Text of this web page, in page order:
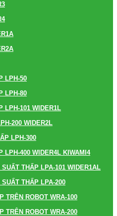
LPH-50
LPH-80
LPH-101 WIDER1L
200 WIDER2L
LPH-300
LPH-400 WIDER4L KIWAMI4
THẤP LPA-101 WIDER1AL
THẤP LPA-200
TRÊN ROBOT WRA-100
TRÊN ROBOT WRA-200